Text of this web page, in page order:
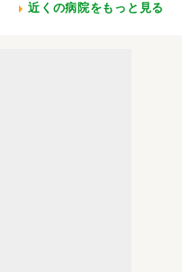
近くの病院をもっと見る